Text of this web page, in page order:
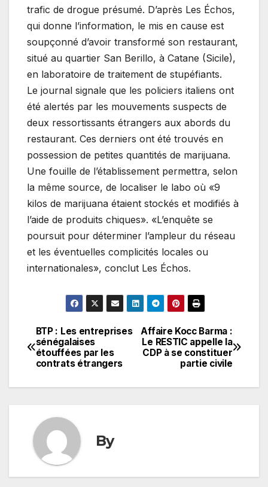
trafic de drogue présumé. D’après Les Échos,
qui donne l’information, le mis en cause est
soupçonné d’avoir transformé son restaurant,
situé au quartier San Berillo, à Catane (Sicile),
en laboratoire de traitement de stupéfiants.
Le journal signale que les policiers italiens ont
été alertés par les mouvements suspects de
deux ressortissants étrangers aux abords du
restaurant. Ces derniers ont été trouvés en
possession de petites quantités de marijuana.
Une fouille de l’établissement permettra, selon
la même source, de localiser le labo où «9
kilos de marijuana étaient stockés et modifiés à
l’aide de produits chiques». «L’enquête se
poursuit pour déterminer l’ampleur du réseau
et les éventuelles complicités locales ou
internationales», conclut Les Échos.
Navigation
de
l’article
Affaire Kocc Barma :
Le RESTIC appelle la
CDP à se constituer
partie civile
BTP : Les entreprises
sénégalaises
étouffées par les
contrats étrangers
By